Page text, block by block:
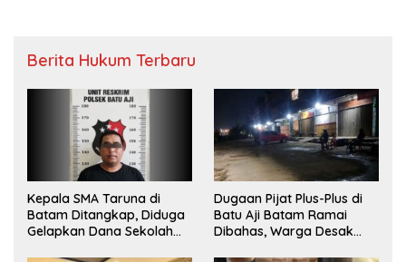
Berita Hukum Terbaru
Kepala SMA Taruna di
Batam Ditangkap, Diduga
Gelapkan Dana Sekolah
Dugaan Pijat Plus-Plus di
Batu Aji Batam Ramai
Dibahas, Warga Desak